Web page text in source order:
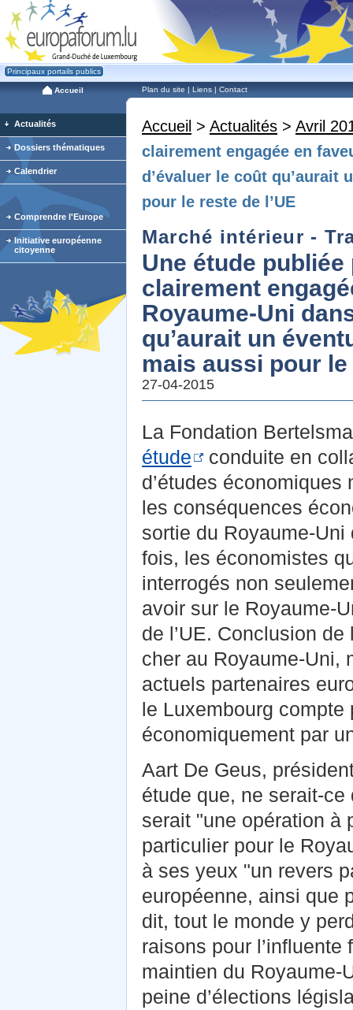
Principaux portails publics
Accueil Plan du site | Liens | Contact
Accueil > Actualités > Avril
clairement engagée en
d’évaluer le coût qu’aurait
pour le reste de l’UE
Marché intérieur -
Une étude
clairement
Royaume-Uni
qu’aurait un
mais aussi pour le
27-04-2015
La Fondation
étude
conduite en
d’études économiques
les conséquences
sortie du Royaume-Uni
fois, les économistes
interrogés non
avoir sur le Royaume-
de l’UE. Conclusion
cher au Royaume-Uni,
actuels partenaires
le Luxembourg
économiquement par
Aart De Geus,
étude que, ne serait-ce
serait "une opération à
particulier pour le
à ses yeux "un revers
européenne, ainsi que
dit, tout le monde y
raisons pour l’influente
maintien du Royaume-
peine d’élections
Actualités
Dossiers thématiques
Calendrier
Comprendre l'Europe
Initiative européenne
citoyenne